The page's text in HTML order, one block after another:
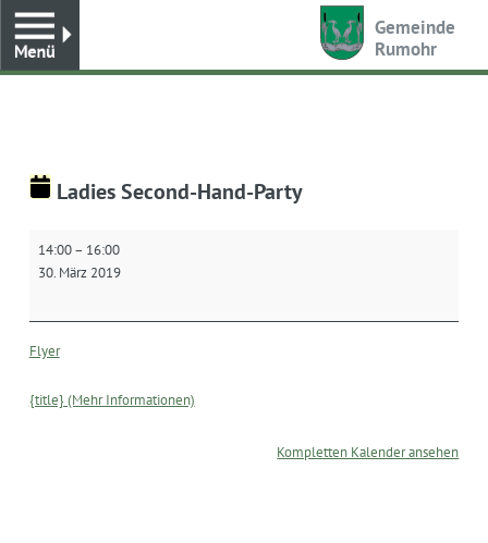
Gemeinde
Rumohr
Ladies Second-Hand-Party
14:00– 16:00
30. März 2019
Flyer
{title} (Mehr Informationen)
Kompletten Kalender ansehen